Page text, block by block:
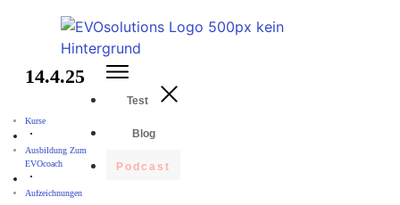
Test
Blog
Podcast
14.4.25
Kurse
Ausbildung Zum
EVOcoach
Aufzeichnungen